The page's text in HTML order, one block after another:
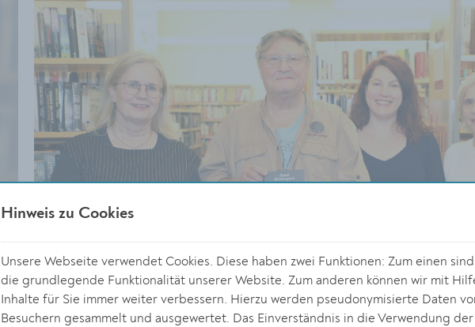
Hinweis zu Cookies
Unsere Webseite verwendet Cookies. Diese haben zwei Funktionen: Zum einen
die grundlegende Funktionalität unserer Website. Zum anderen können wir mit
Inhalte für Sie immer weiter verbessern. Hierzu werden pseudonymisierte Daten
Besuchern gesammelt und ausgewertet. Das Einverständnis in die Verwendung